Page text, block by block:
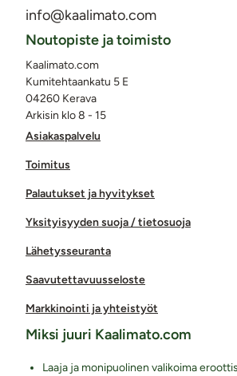
info@kaalimato.com
Asiakaspalvelu
Toimitus
Palautukset ja hyvitykset
Yksityisyyden suoja / tietosuoja
Lähetysseuranta
Saavutettavuusseloste
Markkinointi ja yhteistyöt
Noutopiste ja toimisto
Kaalimato.com
Kumitehtaankatu 5 E
04260 Kerava
Arkisin klo 8 - 15
Miksi juuri Kaalimato.com
Laaja ja monipuolinen valikoima